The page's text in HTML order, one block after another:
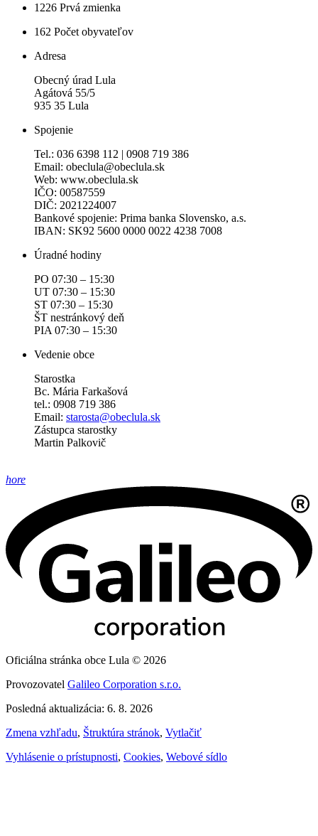
1226 Prvá zmienka
162 Počet obyvateľov
Adresa
Obecný úrad Lula
Agátová 55/5
935 35 Lula
Spojenie
Tel.: 036 6398 112 | 0908 719 386
Email: obeclula@obeclula.sk
Web: www.obeclula.sk
IČO: 00587559
DIČ: 2021224007
Bankové spojenie: Prima banka Slovensko, a.s.
IBAN: SK92 5600 0000 0022 4238 7008
Úradné hodiny
PO 07:30 – 15:30
UT 07:30 – 15:30
ST 07:30 – 15:30
ŠT nestránkový deň
PIA 07:30 – 15:30
Vedenie obce
Starostka
Bc. Mária Farkašová
tel.: 0908 719 386
Email: starosta@obeclula.sk
Zástupca starostky
Martin Palkovič
hore
Oficiálna stránka obce Lula © 2026
Provozovatel Galileo Corporation s.r.o.
Posledná aktualizácia: 6. 8. 2026
Zmena vzhľadu, Štruktúra stránok, Vytlačiť
Vyhlásenie o prístupnosti, Cookies, Webové sídlo